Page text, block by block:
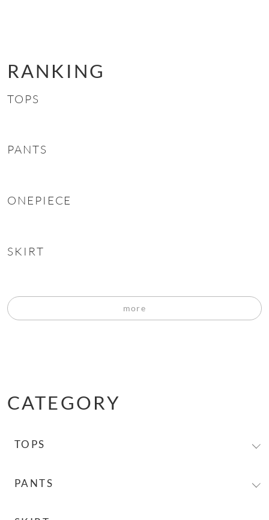
RANKING
TOPS
PANTS
ONEPIECE
SKIRT
more
CATEGORY
TOPS
すべての
PANTS
すべての